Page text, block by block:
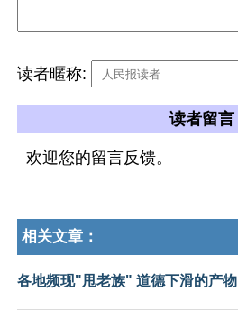
读者暱称:
读者留言
欢迎您的留言反馈。
相关文章：
各地频现"甩老族" 道德下滑的产物